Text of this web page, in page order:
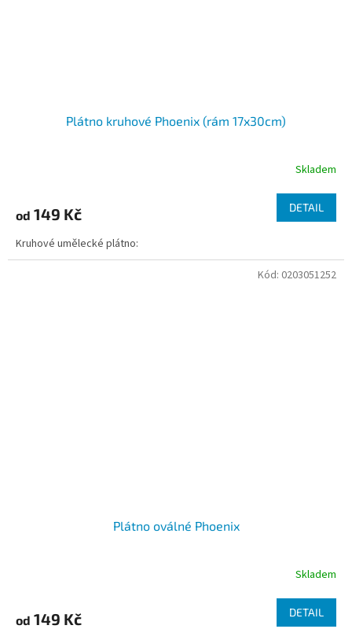
Plátno kruhové Phoenix (rám 17x30cm)
Skladem
od 149 Kč DETAIL
Kruhové umělecké plátno:
Plátno oválné Phoenix
Skladem
od 149 Kč DETAIL
Kód: 0203051252